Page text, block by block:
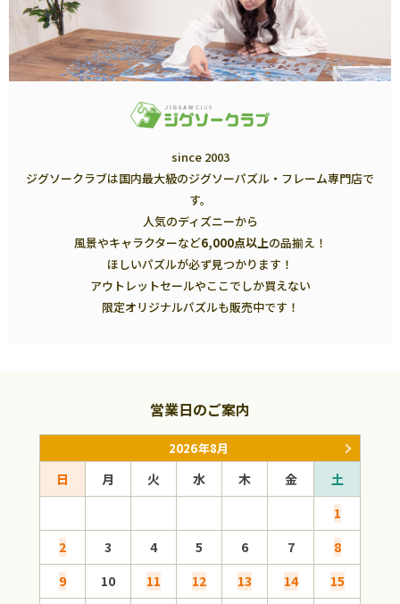
since 2003
ジグソークラブは国内最大級のジグソーパズル・フレーム専門店で
す。
人気のディズニーから
風景やキャラクターなど6,000点以上の品揃え！
ほしいパズルが必ず見つかります！
アウトレットセールやここでしか買えない
限定オリジナルパズルも販売中です！
営業日のご案内
2026年8月
日 月 火 水 木 金
土
1
2
3 4 5 6 7
8
9
10 11 12 13 14
15